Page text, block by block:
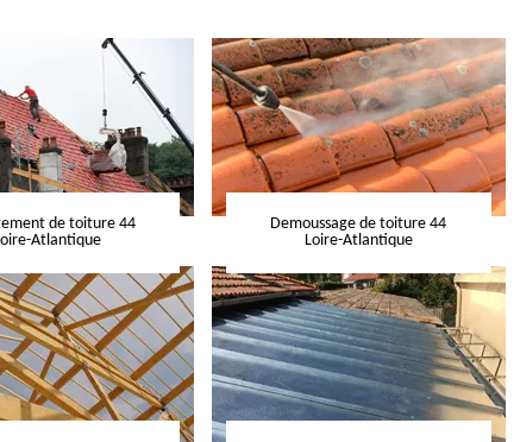
de toiture 44
Atlantique
Demoussage de toiture 44
Loire-Atlantique